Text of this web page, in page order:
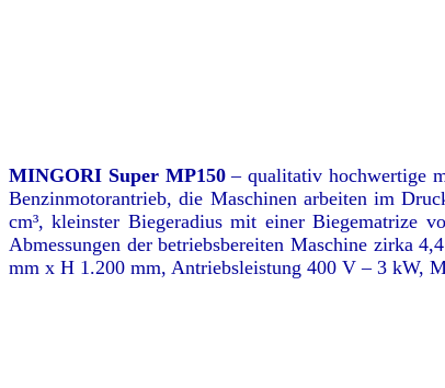
MINGORI Super MP150– qualitativ hochwertige
Benzinmotorantrieb, die Maschinen arbeiten im
cm³, kleinster Biegeradius mit einer Biegematrize
Abmessungen der betriebsbereiten Maschine zirka
mm x H 1.200 mm, Antriebsleistung 400 V – 3 kW,